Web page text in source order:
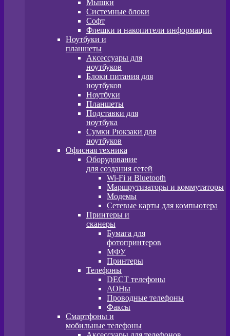
Мышки
Системные блоки
Софт
Флешки и накопители информации
Ноутбуки и
планшеты
Аксессуары для
ноутбуков
Блоки питания для
ноутбуков
Ноутбуки
Планшеты
Подставки для
ноутбука
Сумки Рюкзаки для
ноутбуков
Офисная техника
Оборудование
для создания сетей
Wi-Fi и Bluetooth
Маршрутизаторы и коммутаторы
Модемы
Сетевые карты для компьютера
Принтеры и
сканеры
Бумага для
фотопринтеров
МФУ
Принтеры
Телефоны
DECT телефоны
АОНы
Проводные телефоны
Факсы
Смартфоны и
мобильные телефоны